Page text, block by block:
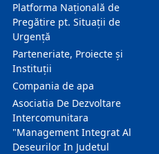
Platforma Națională de
Pregătire pt. Situații de
Urgență
Parteneriate, Proiecte și
Instituții
Compania de apa
Asociatia De Dezvoltare
Intercomunitara
"Management Integrat Al
Deseurilor In Judetul